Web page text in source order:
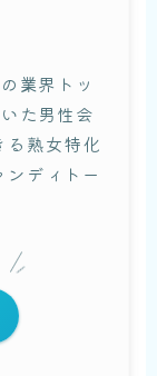
業界トッ
た男性会
る熟女特化
ディトー